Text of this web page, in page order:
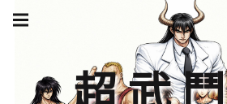
Skip
超武
navigation